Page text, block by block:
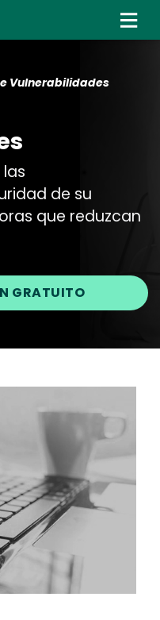
Vulnerabilidades
de su
que reduzcan
GRATUITO